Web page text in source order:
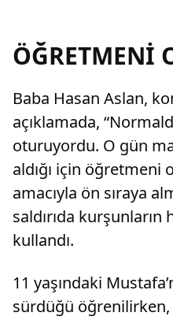
nerede ve ne zaman
edilenler…
ÖĞRETMENİ
Baba Hasan Aslan,
açıklamada,
oturuyordu. O gün
aldığı için
amacıyla ön sıraya
saldırıda
kullandı.
11 yaşındaki
sürdüğü